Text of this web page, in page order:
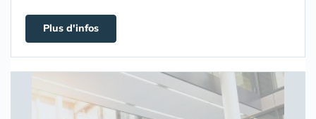
Plus d'infos